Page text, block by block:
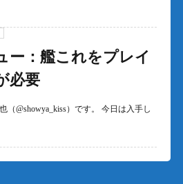
ー：艦これをプレイ
必要
（@showya_kiss）です。 今日は入手し